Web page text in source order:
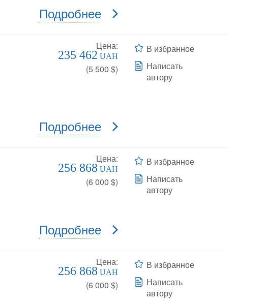
Подробнее
Цена:
235 462 UAH
(5 500 $)
Подробнее
В избранное
Написать
автору
Цена:
256 868 UAH
(6 000 $)
Подробнее
В избранное
Написать
автору
Цена:
256 868 UAH
(6 000 $)
В избранное
Написать
автору